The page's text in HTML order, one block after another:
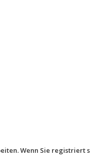
Wenn Sie